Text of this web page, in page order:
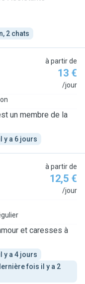
2 chats
à partir de
13 €
/jour
un membre de la
y a 6 jours
à partir de
12,5 €
/jour
et caresses à
y a 4 jours
fois il y a 2